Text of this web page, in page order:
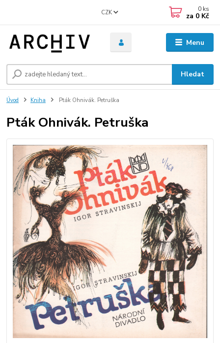
Menu
CZK
Hledat
0 ks
za 0 Kč
Úvod Kniha Pták Ohnivák. Petruška
Pták Ohnivák. Petruška